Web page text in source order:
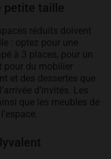
petite taille
réduits doivent
: optez pour une
à 3 places, pour un
pour du mobilier
et des dessertes que
d’invités. Les
que les meubles de